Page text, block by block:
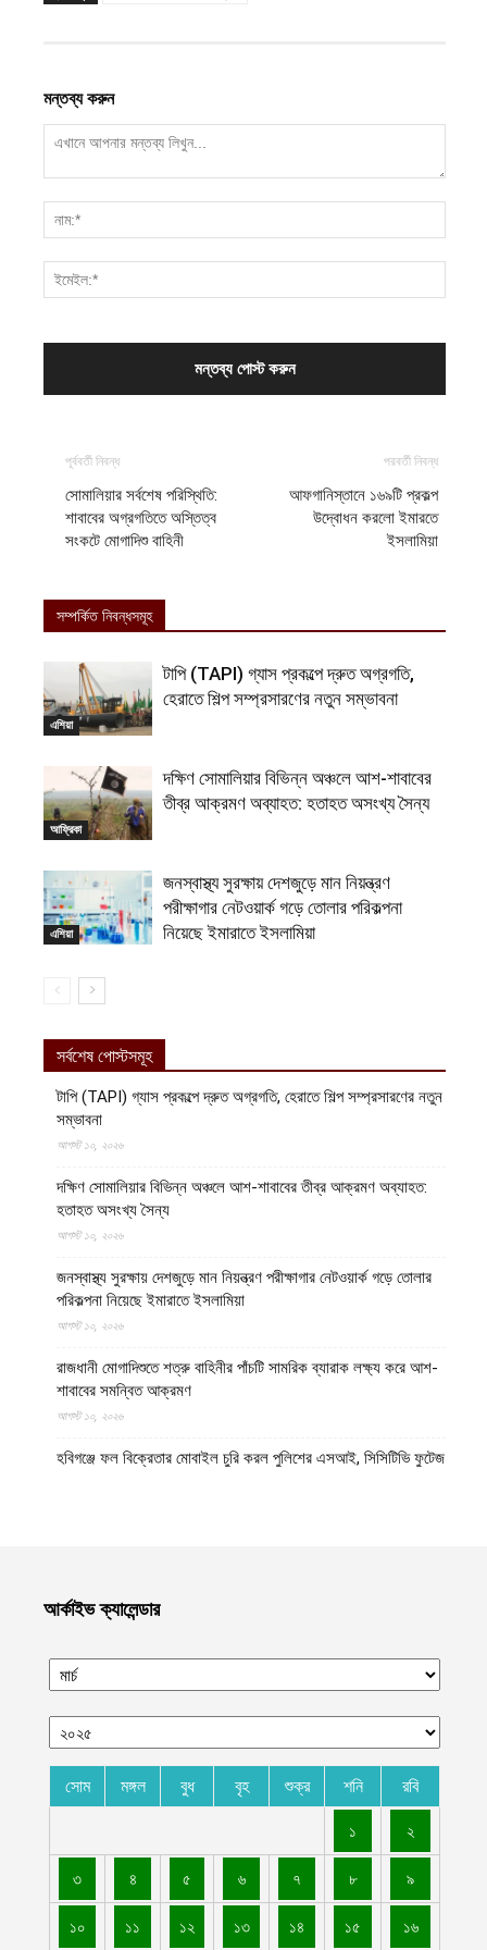
মন্তব্য করুন
পূর্ববর্তী নিবন্ধ
সোমালিয়ার সর্বশেষ পরিস্থিতি:
শাবাবের অগ্রগতিতে অস্তিত্ব
সংকটে মোগাদিশু বাহিনী
পরবর্তী নিবন্ধ
আফগানিস্তানে ১৬৯টি প্রকল্প
উদ্বোধন করলো ইমারতে
ইসলামিয়া
সম্পর্কিত নিবন্ধসমূহ
এশিয়া
টাপি (TAPI) গ্যাস প্রকল্পে দ্রুত অগ্রগতি,
হেরাতে শিল্প সম্প্রসারণের নতুন সম্ভাবনা
আফ্রিকা
দক্ষিণ সোমালিয়ার বিভিন্ন অঞ্চলে আশ-শাবাবের
তীব্র আক্রমণ অব্যাহত: হতাহত অসংখ্য সৈন্য
এশিয়া
জনস্বাস্থ্য সুরক্ষায় দেশজুড়ে মান নিয়ন্ত্রণ
পরীক্ষাগার নেটওয়ার্ক গড়ে তোলার পরিকল্পনা
নিয়েছে ইমারাতে ইসলামিয়া
সর্বশেষ পোস্টসমূহ
টাপি (TAPI) গ্যাস প্রকল্পে দ্রুত অগ্রগতি, হেরাতে শিল্প সম্প্রসারণের নতুন
সম্ভাবনা
আগস্ট ১০, ২০২৬
দক্ষিণ সোমালিয়ার বিভিন্ন অঞ্চলে আশ-শাবাবের তীব্র আক্রমণ অব্যাহত:
হতাহত অসংখ্য সৈন্য
আগস্ট ১০, ২০২৬
জনস্বাস্থ্য সুরক্ষায় দেশজুড়ে মান নিয়ন্ত্রণ পরীক্ষাগার নেটওয়ার্ক গড়ে তোলার
পরিকল্পনা নিয়েছে ইমারাতে ইসলামিয়া
আগস্ট ১০, ২০২৬
রাজধানী মোগাদিশুতে শত্রু বাহিনীর পাঁচটি সামরিক ব্যারাক লক্ষ্য করে আশ-
শাবাবের সমন্বিত আক্রমণ
আগস্ট ১০, ২০২৬
হবিগঞ্জে ফল বিক্রেতার মোবাইল চুরি করল পুলিশের এসআই, সিসিটিভি ফুটেজ
আগস্ট ১০, ২০২৬
ইসরায়েল
আগস্ট ১০, ২০২৬
রংপুরের পীরগাছায় দিনমজুরের বাড়িতে হামলা চালিয়ে লুট করা গরু দিয়ে
আওয়ামী লীগ নেতাদের ভূরিভোজ
আগস্ট ১০, ২০২৬
করতে কাবুলে হাসপাতাল পরিদর্শন কার্যক্রম শুরু করেছে ইমারাতে ইসলামিয়া
আর্কাইভ ক্যালেন্ডার
সোম মঙ্গল বুধ বৃহ শুক্র শনি রবি
১ ২
৩ ৪ ৫ ৬ ৭ ৮ ৯
১০ ১১ ১২ ১৩ ১৪ ১৫ ১৬